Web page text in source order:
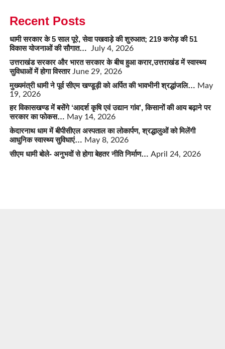
Recent Posts
धामी सरकार के 5 साल पूरे, सेवा पखवाड़े की शुरुआत; 219 करोड़ की 51
विकास योजनाओं की सौगात…
July 4, 2026
उत्तराखंड सरकार और भारत सरकार के बीच हुआ करार,उत्तराखंड में स्वास्थ्य
सुविधाओं में होगा विस्तार June 29, 2026
मुख्यमंत्री धामी ने पूर्व सीएम खण्डूड़ी को अर्पित की भावभीनी श्रद्धांजलि… May
19, 2026
हर विकासखण्ड में बसेंगे ‘आदर्श कृषि एवं उद्यान गांव’, किसानों की आय बढ़ाने पर
सरकार का फोकस… May 14, 2026
केदारनाथ धाम में बीपीसीएल अस्पताल का लोकार्पण, श्रद्धालुओं को मिलेंगी
आधुनिक स्वास्थ्य सुविधाएं… May 8, 2026
सीएम धामी बोले- अनुभवों से होगा बेहतर नीति निर्माण… April 24, 2026